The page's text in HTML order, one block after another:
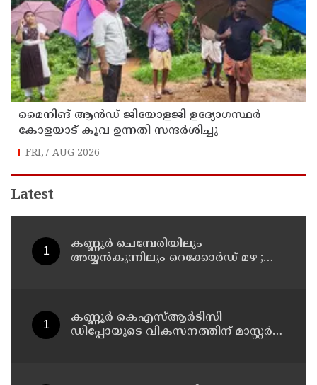
മൈനിങ് ആൻഡ്​ ജിയോളജി ഉദ്യോഗസ്ഥർ
കോളയാട് കൂവ ഉന്നതി സന്ദർശിച്ചു
FRI,7 AUG 2026
Latest
കണ്ണൂർ ചെമ്പേരിയിലും
അയ്യൻകുന്നിലും റെക്കോർഡ് മഴ ;
കണ്ണൂർ കെഎസ്ആർടിസി
ഡിപ്പോയുടെ വികസനത്തിന് മാസ്റ്റർ